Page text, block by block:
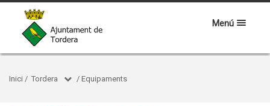
Menú
Inici / Tordera / Equipaments